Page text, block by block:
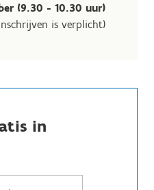
(9.30 - 10.30 uur)
is verplicht)
in